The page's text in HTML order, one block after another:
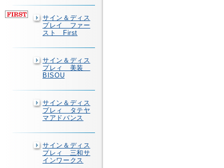
サイン＆ディス
プレイ ファー
スト First
サイン＆ディス
プレィ 美装
BISOU
サイン＆ディス
プレィ タテヤ
マアドバンス
サイン＆ディス
プレィ 三和サ
インワークス